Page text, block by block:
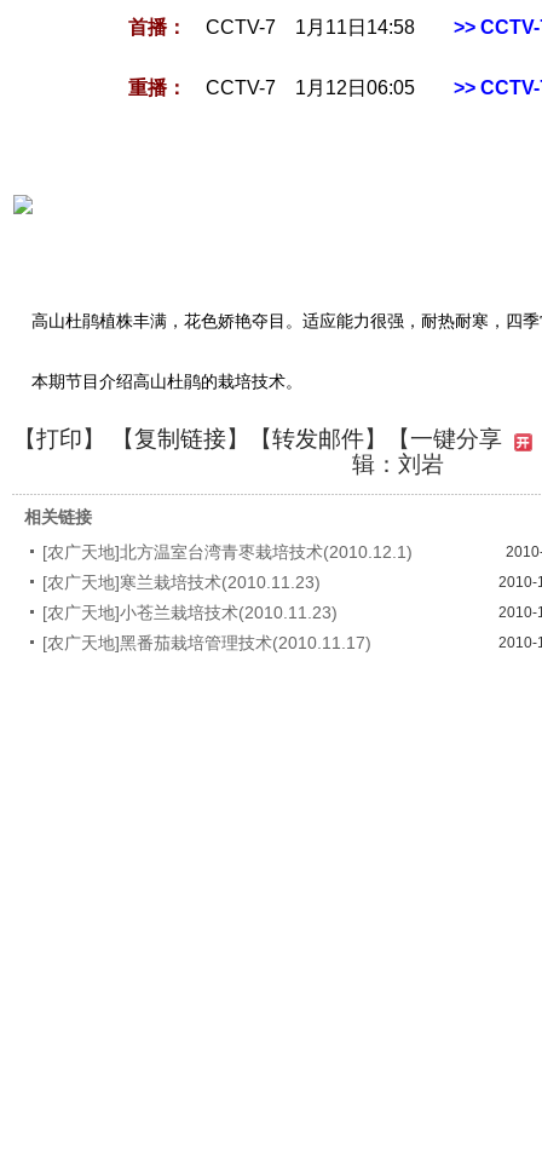
首播： CCTV-7 1月11日14:58 >>
重播： CCTV-7 1月12日06:05 >>
高山杜鹃植株丰满，花色娇艳夺目。适应能力很强，耐热耐寒，四
本期节目介绍高山杜鹃的栽培技术。
【打印】 【复制链接】【转发邮件】
【一键分享
辑：刘岩
相关链接
[农广天地]北方温室台湾青枣栽培技术(2010.12.1)
[农广天地]寒兰栽培技术(2010.11.23) 2010-
[农广天地]小苍兰栽培技术(2010.11.23) 2010-
[农广天地]黑番茄栽培管理技术(2010.11.17) 2010-